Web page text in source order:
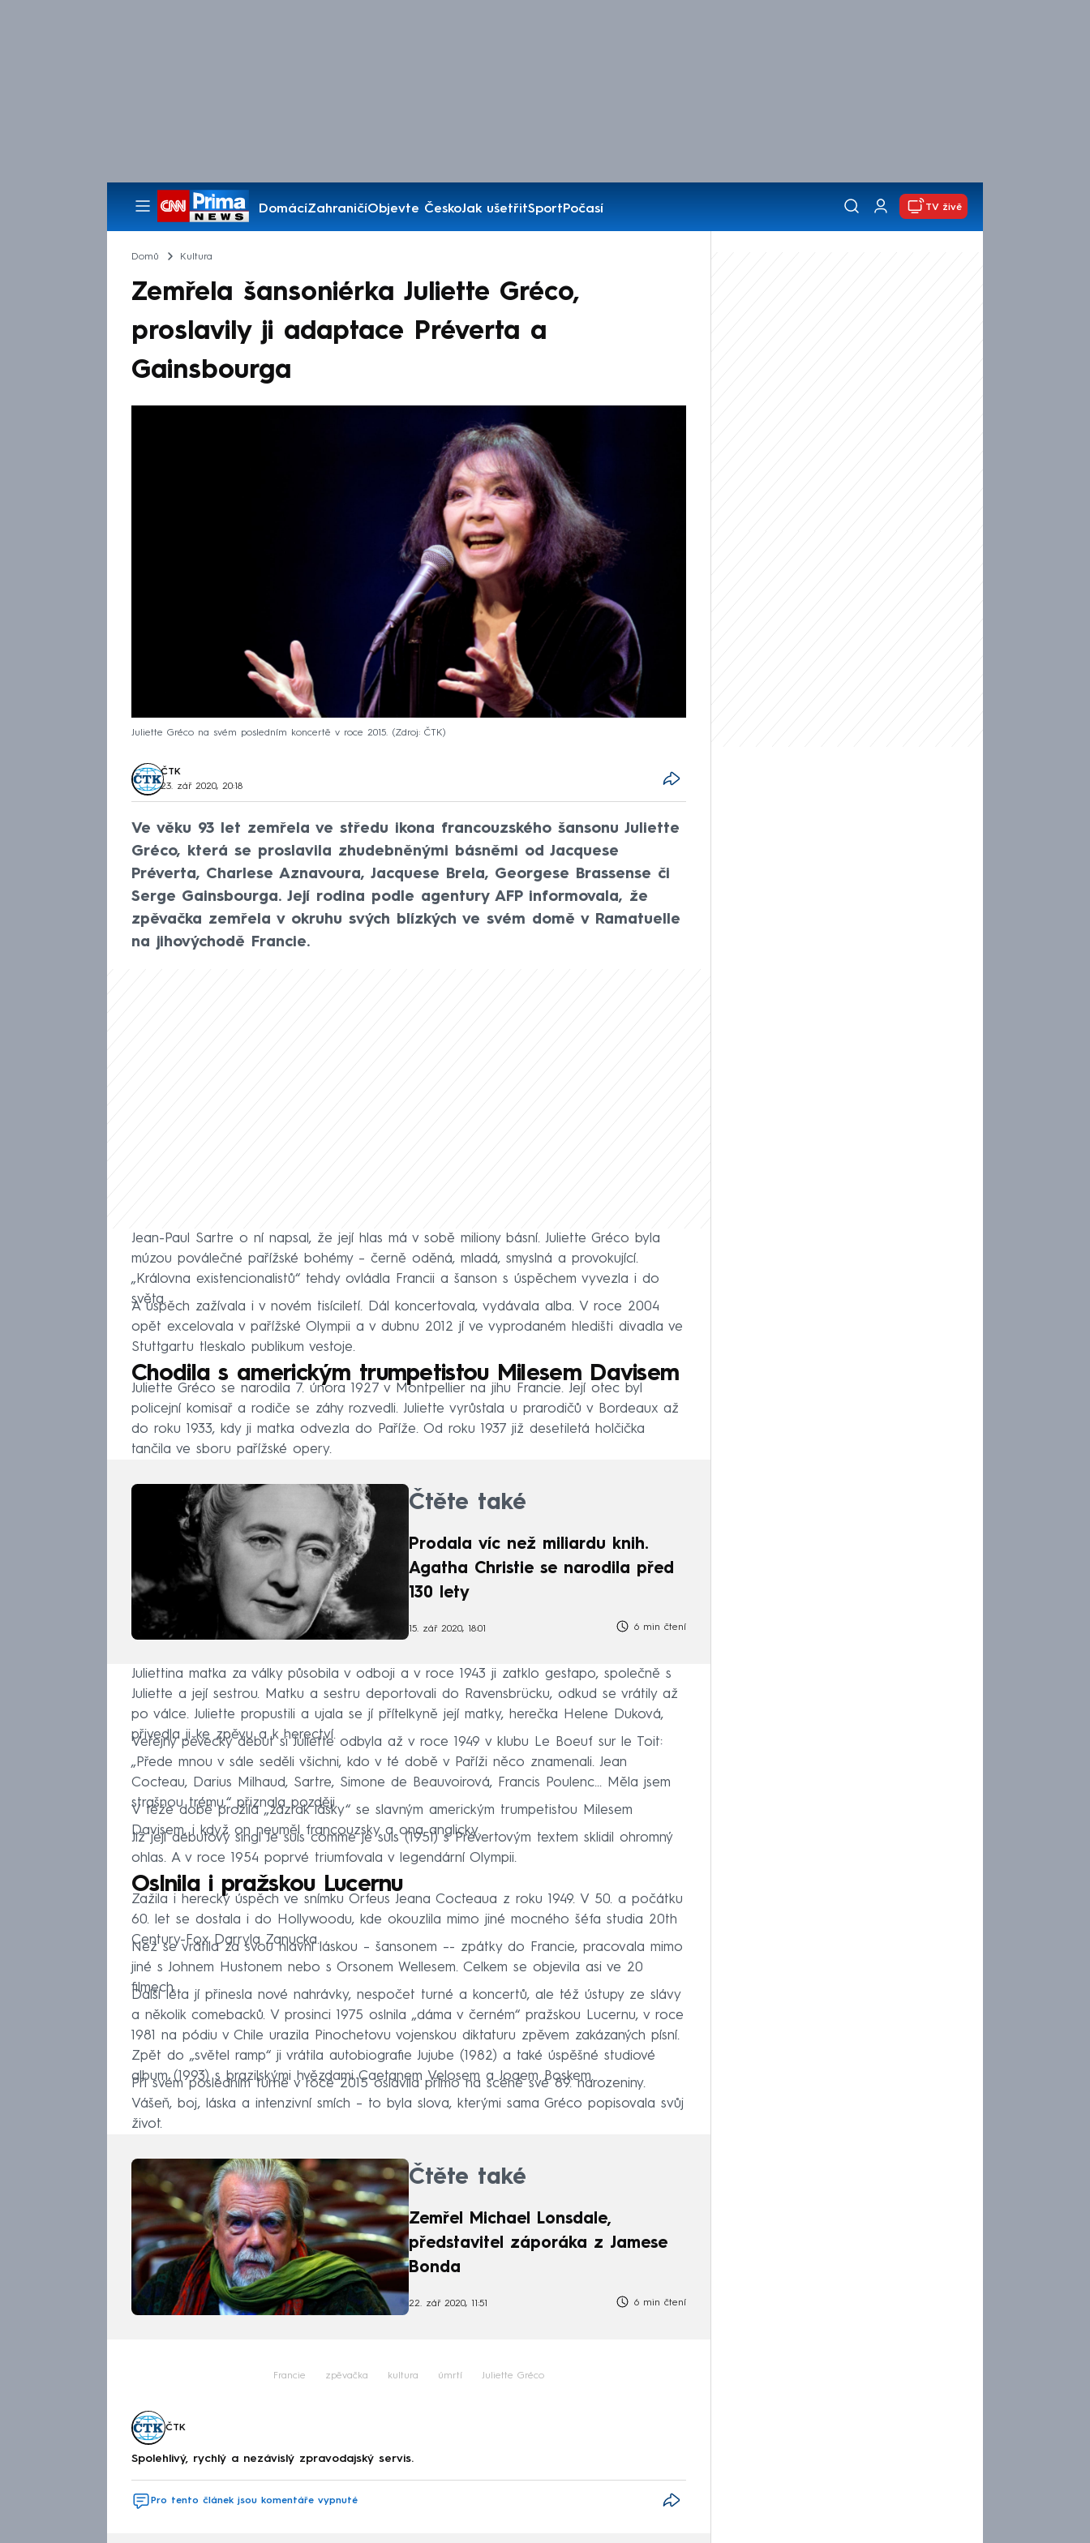
DomácíZahraničíObjevte ČeskoJak ušetřitSportPočasí
Pořady
TV živě
Domů Kultura
Zemřela šansoniérka Juliette Gréco,
proslavily ji adaptace Préverta a
Gainsbourga
Juliette Gréco na svém posledním koncertě v roce 2015. Zdroj: ČTK
ČTK
23. zář 2020, 20:18
Ve věku 93 let zemřela ve středu ikona francouzského šansonu Juliette
Gréco, která se proslavila zhudebněnými básněmi od Jacquese
Préverta, Charlese Aznavoura, Jacquese Brela, Georgese Brassense či
Serge Gainsbourga. Její rodina podle agentury AFP informovala, že
zpěvačka zemřela v okruhu svých blízkých ve svém domě v Ramatuelle
na jihovýchodě Francie.
Jean-Paul Sartre o ní napsal, že její hlas má v sobě miliony básní. Juliette Gréco byla
múzou poválečné pařížské bohémy –⁠ černě oděná, mladá, smyslná a provokující.
„Královna existencionalistů“ tehdy ovládla Francii a šanson s úspěchem vyvezla i do
světa.
A úspěch zažívala i v novém tisíciletí. Dál koncertovala, vydávala alba. V roce 2004
opět excelovala v pařížské Olympii a v dubnu 2012 jí ve vyprodaném hledišti divadla ve
Stuttgartu tleskalo publikum vestoje.
Chodila s americkým trumpetistou Milesem Davisem
Juliette Gréco se narodila 7. února 1927 v Montpellier na jihu Francie. Její otec byl
policejní komisař a rodiče se záhy rozvedli. Juliette vyrůstala u prarodičů v Bordeaux až
do roku 1933, kdy ji matka odvezla do Paříže. Od roku 1937 již desetiletá holčička
tančila ve sboru pařížské opery.
Čtěte také
Prodala víc než miliardu knih.
Agatha Christie se narodila před
130 lety
15. zář 2020, 18:01 6 min čtení
Juliettina matka za války působila v odboji a v roce 1943 ji zatklo gestapo, společně s
Juliette a její sestrou. Matku a sestru deportovali do Ravensbrücku, odkud se vrátily až
po válce. Juliette propustili a ujala se jí přítelkyně její matky, herečka Helene Duková,
přivedla ji ke zpěvu a k herectví.
Veřejný pěvecký debut si Juliette odbyla až v roce 1949 v klubu Le Boeuf sur le Toit:
„Přede mnou v sále seděli všichni, kdo v té době v Paříži něco znamenali. Jean
Cocteau, Darius Milhaud, Sartre, Simone de Beauvoirová, Francis Poulenc... Měla jsem
strašnou trému,“ přiznala později.
V téže době prožila „zázrak lásky“ se slavným americkým trumpetistou Milesem
Davisem, i když on neuměl francouzsky a ona anglicky.
Již její debutový singl Je suis comme je suis (1951) s Prévertovým textem sklidil ohromný
ohlas. A v roce 1954 poprvé triumfovala v legendární Olympii.
Oslnila i pražskou Lucernu
Zažila i herecký úspěch ve snímku Orfeus Jeana Cocteaua z roku 1949. V 50. a počátku
60. let se dostala i do Hollywoodu, kde okouzlila mimo jiné mocného šéfa studia 20th
Century-Fox Darryla Zanucka.
Než se vrátila za svou hlavní láskou –⁠ šansonem –⁠- zpátky do Francie, pracovala mimo
jiné s Johnem Hustonem nebo s Orsonem Wellesem. Celkem se objevila asi ve 20
filmech.
Další léta jí přinesla nové nahrávky, nespočet turné a koncertů, ale též ústupy ze slávy
a několik comebacků. V prosinci 1975 oslnila „dáma v černém“ pražskou Lucernu, v roce
1981 na pódiu v Chile urazila Pinochetovu vojenskou diktaturu zpěvem zakázaných písní.
Zpět do „světel ramp“ ji vrátila autobiografie Jujube (1982) a také úspěšné studiové
album (1993) s brazilskými hvězdami Caetanem Velosem a Joaem Boskem.
Při svém posledním turné v roce 2015 oslavila přímo na scéně své 89. narozeniny.
Vášeň, boj, láska a intenzivní smích –⁠ to byla slova, kterými sama Gréco popisovala svůj
život.
Čtěte také
Zemřel Michael Lonsdale,
představitel záporáka z Jamese
Bonda
22. zář 2020, 11:51 6 min čtení
Francie zpěvačka kultura úmrtí Juliette Gréco
ČTK
Spolehlivý, rychlý a nezávislý zpravodajský servis.
Pro tento článek jsou komentáře vypnuté